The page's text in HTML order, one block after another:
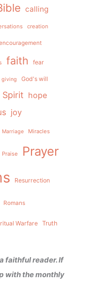
calling
creation
faith fear
giving God's will
Spirit hope
joy
Marriage Miracles
Praise Prayer
Resurrection
Romans
Warfare Truth
faithful reader. If
with the monthly